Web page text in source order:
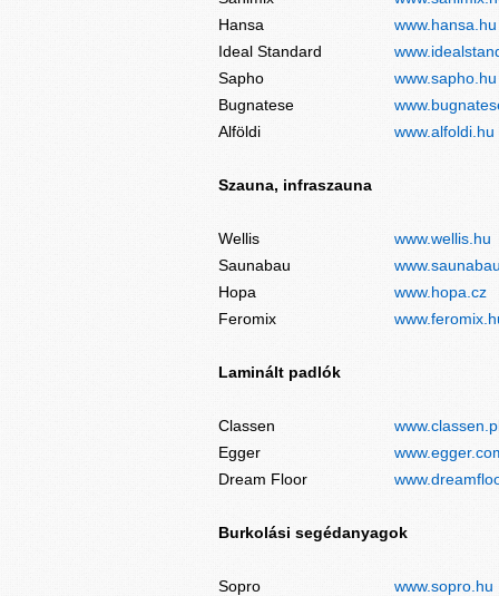
Hansa
www.hansa.hu
Ideal Standard
Sapho
www.sapho.hu
Bugnatese
Alföldi
www.alfoldi.hu
Szauna, infraszauna
Wellis
www.wellis.hu
Saunabau
Hopa
www.hopa.cz
Feromix
Laminált padlók
Classen
Egger
Dream Floor
Burkolási segédanyagok
Sopro
www.sopro.hu